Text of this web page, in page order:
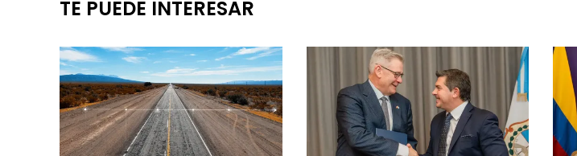
TE PUEDE INTERESAR